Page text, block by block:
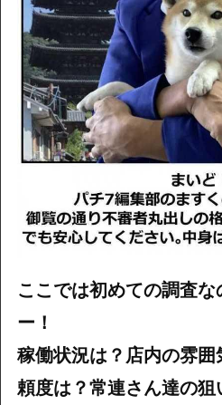
ここでは初めての調査
ー！
稼働状況は？店内の雰
頼度は？常連さん達の